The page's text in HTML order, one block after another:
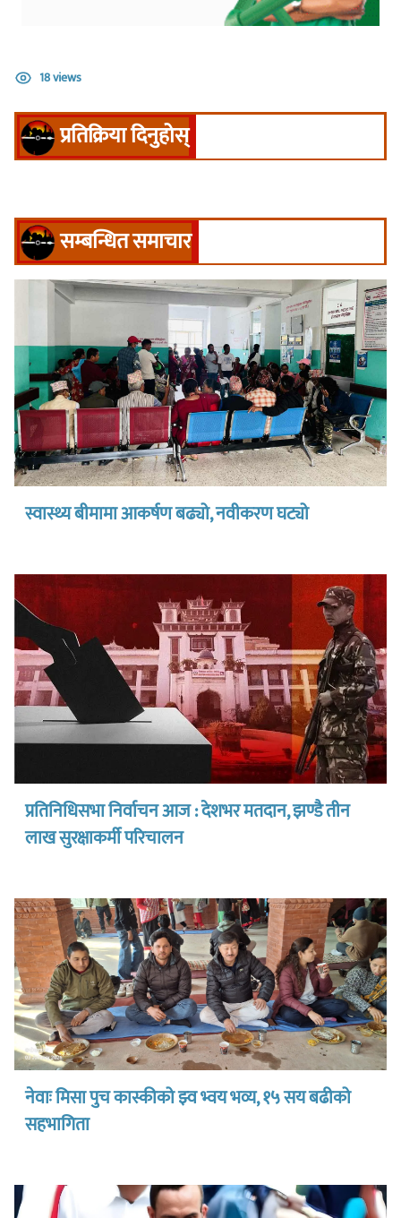
18 views
प्रतिक्रिया दिनुहोस्
सम्बन्धित समाचार
स्वास्थ्य बीमामा आकर्षण बढ्यो, नवीकरण घट्यो
प्रतिनिधिसभा निर्वाचन आज : देशभर मतदान, झण्डै तीन
लाख सुरक्षाकर्मी परिचालन
नेवाः मिसा पुच कास्कीको झ्व भ्वय भव्य, १५ सय बढीको
सहभागिता